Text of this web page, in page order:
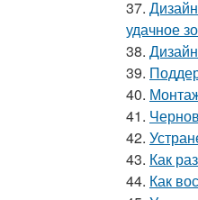
37.
удачное
38.
39.
40.
41.
42.
43. Как
44. Как